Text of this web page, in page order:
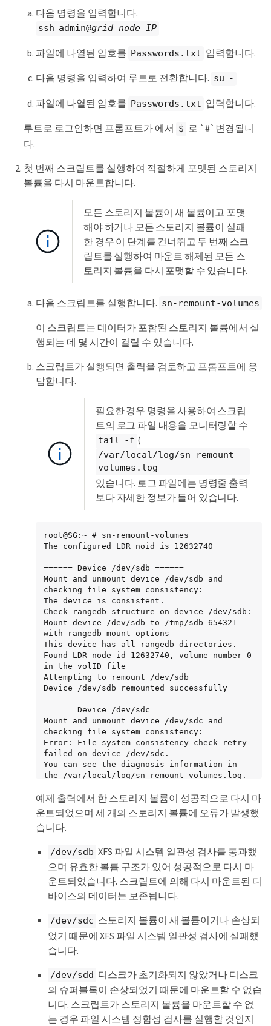
다음 명령을 입력합니다.
ssh admin@grid_node_IP
파일에 나열된 암호를 Passwords.txt 입력합니다.
다음 명령을 입력하여 루트로 전환합니다. su -
파일에 나열된 암호를 Passwords.txt 입력합니다.
루트로 로그인하면 프롬프트가 에서 $ 로 `#`변경됩니
다.
첫 번째 스크립트를 실행하여 적절하게 포맷된 스토리지
볼륨을 다시 마운트합니다.
모든 스토리지 볼륨이 새 볼륨이고 포맷
해야 하거나 모든 스토리지 볼륨이 실패
한 경우 이 단계를 건너뛰고 두 번째 스크
립트를 실행하여 마운트 해제된 모든 스
토리지 볼륨을 다시 포맷할 수 있습니다.
다음 스크립트를 실행합니다. sn-remount-volumes
이 스크립트는 데이터가 포함된 스토리지 볼륨에서 실
행되는 데 몇 시간이 걸릴 수 있습니다.
스크립트가 실행되면 출력을 검토하고 프롬프트에 응
답합니다.
필요한 경우 명령을 사용하여 스크립
트의 로그 파일 내용을 모니터링할 수
tail -f (
/var/local/log/sn-remount-
volumes.log
있습니다. 로그 파일에는 명령줄 출력
보다 자세한 정보가 들어 있습니다.
root@SG:~ # sn-remount-volumes
The configured LDR noid is 12632740
====== Device /dev/sdb ======
Mount and unmount device /dev/sdb and
checking file system consistency:
The device is consistent.
Check rangedb structure on device /dev/sdb:
Mount device /dev/sdb to /tmp/sdb-654321
with rangedb mount options
This device has all rangedb directories.
Found LDR node id 12632740, volume number 0
in the volID file
Attempting to remount /dev/sdb
Device /dev/sdb remounted successfully
====== Device /dev/sdc ======
Mount and unmount device /dev/sdc and
checking file system consistency:
Error: File system consistency check retry
failed on device /dev/sdc.
You can see the diagnosis information in
the /var/local/log/sn-remount-volumes.log.
This volume could be new or damaged. If you
run sn-recovery-postinstall.sh,
this volume and any data on this volume
will be deleted. If you only had two
have only a single copy.
StorageGRID will attempt to restore data
redundancy by making
additional replicated copies or EC
fragments, according to the rules in
Don't continue to the next step if you
believe that the data remaining on
this volume can't be rebuilt from elsewhere
your ILM policy uses a rule that makes only
one copy or if volumes have
failed on multiple nodes). Instead, contact
support to determine how to
recover your data.
예제 출력에서 한 스토리지 볼륨이 성공적으로 다시 마
운트되었으며 세 개의 스토리지 볼륨에 오류가 발생했
습니다.
/dev/sdb XFS 파일 시스템 일관성 검사를 통과했
으며 유효한 볼륨 구조가 있어 성공적으로 다시 마
운트되었습니다. 스크립트에 의해 다시 마운트된 디
바이스의 데이터는 보존됩니다.
/dev/sdc 스토리지 볼륨이 새 볼륨이거나 손상되
었기 때문에 XFS 파일 시스템 일관성 검사에 실패했
습니다.
/dev/sdd 디스크가 초기화되지 않았거나 디스크
의 슈퍼블록이 손상되었기 때문에 마운트할 수 없습
니다. 스크립트가 스토리지 볼륨을 마운트할 수 없
는 경우 파일 시스템 정합성 검사를 실행할 것인지